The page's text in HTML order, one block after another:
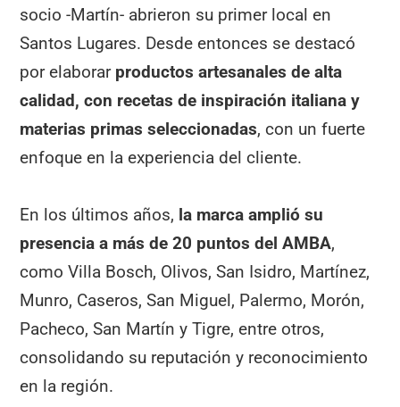
socio -Martín- abrieron su primer local en
Santos Lugares. Desde entonces se destacó
por elaborar productos artesanales de alta
calidad, con recetas de inspiración italiana y
materias primas seleccionadas, con un fuerte
enfoque en la experiencia del cliente.
En los últimos años, la marca amplió su
presencia a más de 20 puntos del AMBA,
como Villa Bosch, Olivos, San Isidro, Martínez,
Munro, Caseros, San Miguel, Palermo, Morón,
Pacheco, San Martín y Tigre, entre otros,
consolidando su reputación y reconocimiento
en la región.